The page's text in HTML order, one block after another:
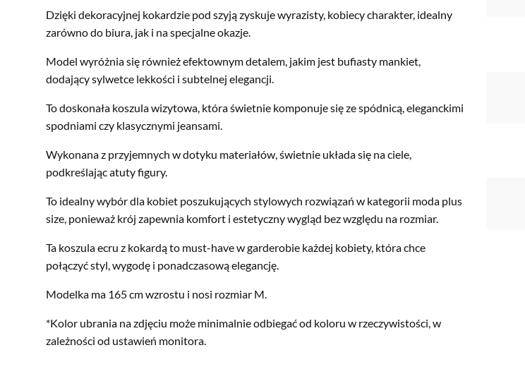
Dzięki dekoracyjnej kokardzie pod szyją zyskuje wyrazisty, kobiecy charakter, idealny
zarówno do biura, jak i na specjalne okazje.
Model wyróżnia się również efektownym detalem, jakim jest bufiasty mankiet,
dodający sylwetce lekkości i subtelnej elegancji.
To doskonała koszula wizytowa, która świetnie komponuje się ze spódnicą, eleganckimi
spodniami czy klasycznymi jeansami.
Wykonana z przyjemnych w dotyku materiałów, świetnie układa się na ciele,
podkreślając atuty figury.
To idealny wybór dla kobiet poszukujących stylowych rozwiązań w kategorii moda plus
size, ponieważ krój zapewnia komfort i estetyczny wygląd bez względu na rozmiar.
Ta koszula ecru z kokardą to must-have w garderobie każdej kobiety, która chce
połączyć styl, wygodę i ponadczasową elegancję.
Modelka ma 165 cm wzrostu i nosi rozmiar M.
*Kolor ubrania na zdjęciu może minimalnie odbiegać od koloru w rzeczywistości, w
zależności od ustawień monitora.